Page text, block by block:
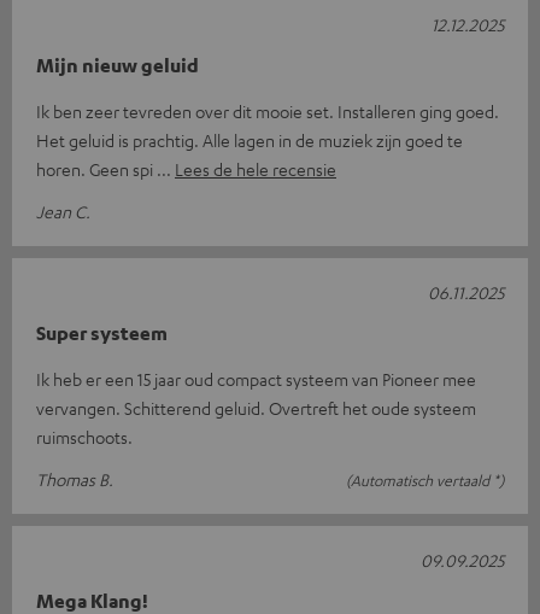
Mijn nieuw geluid
Ik ben zeer tevreden over dit mooie set. Installeren ging goed.
Het geluid is prachtig. Alle lagen in de muziek zijn goed te
horen. Geen spi
Lees de hele recensie
Jean C.
12.12.2025
Super systeem
Ik heb er een 15 jaar oud compact systeem van Pioneer mee
vervangen. Schitterend geluid. Overtreft het oude systeem
ruimschoots.
Thomas B.
(Automatisch vertaald *)
06.11.2025
Mega Klang!
09.09.2025